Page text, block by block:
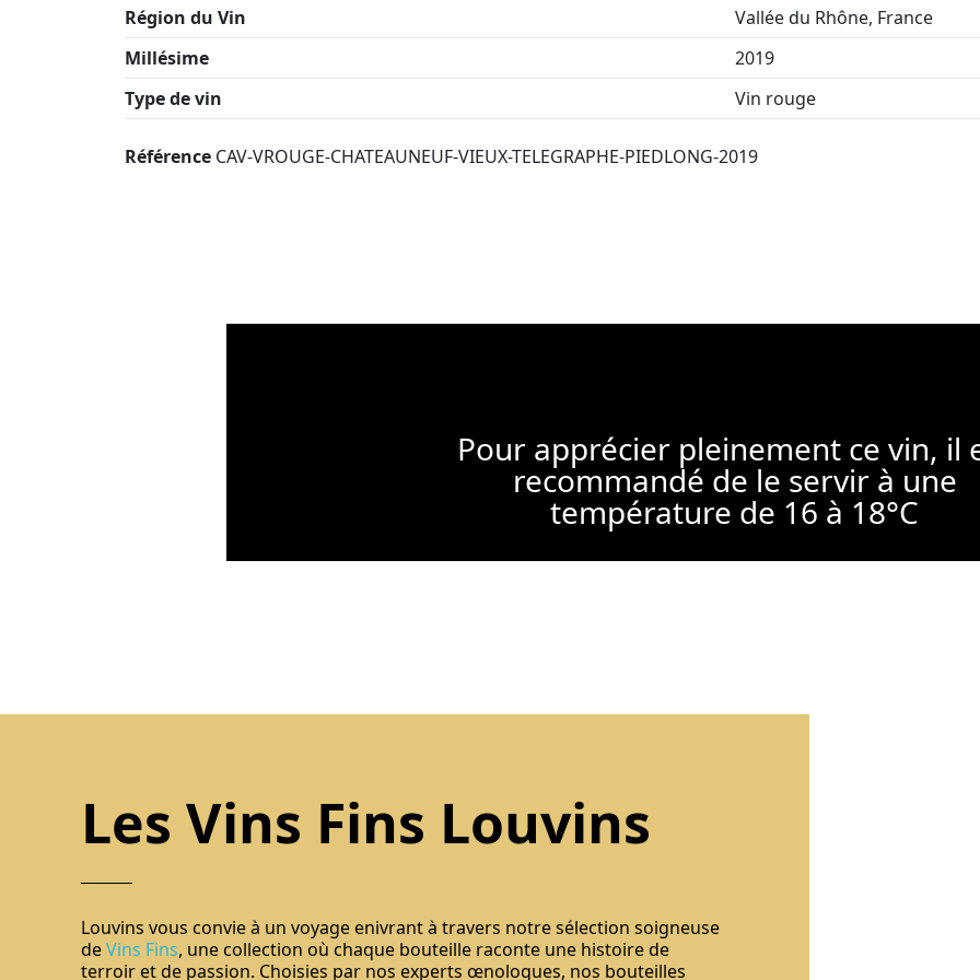
Région du Vin
Vallée du Rhône, France
Millésime
2019
Type de vin
Vin rouge
Référence CAV-VROUGE-CHATEAUNEUF-VIEUX-TELEGRAPHE-PIEDLONG-2019
Pour apprécier pleinement ce vin, il
recommandé de le servir à une
température de 16 à 18°C
Les Vins Fins Louvins
Louvins vous convie à un voyage enivrant à travers notre sélection soigneuse
deVins Fins, une collection où chaque bouteille raconte une histoire de
terroir et de passion. Choisies par nos experts œnologues, nos bouteilles